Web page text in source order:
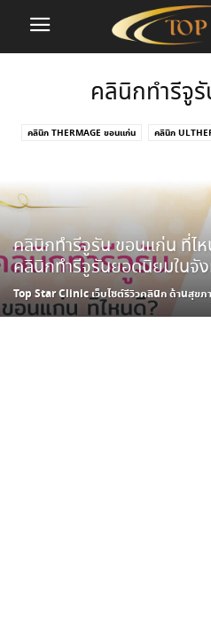
คลินิกทำรีจู
คลินิก THERMAGE ขอนแก่น คลินิก
คลินิกทำรีจูรัน ขอนแก่น ที่ไ
คลินิกทำรีจูรันยอดนิยมในจั
Top Star Clinic เว็บไซต์รีวิวคลินิก ด้านสุขภ